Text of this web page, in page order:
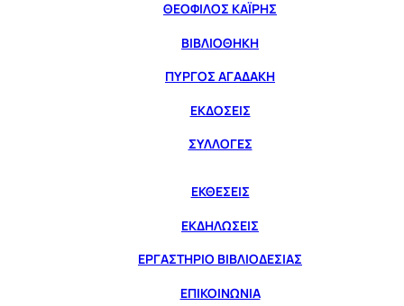
ΘΕΟΦΙΛΟΣ ΚΑΪΡΗΣ
ΒΙΒΛΙΟΘΗΚΗ
ΠΥΡΓΟΣ ΑΓΑΔΑΚΗ
ΕΚΔΟΣΕΙΣ
ΣΥΛΛΟΓΕΣ
ΕΚΘΕΣΕΙΣ
ΕΚΔΗΛΩΣΕΙΣ
ΕΡΓΑΣΤΗΡΙΟ ΒΙΒΛΙΟΔΕΣΙΑΣ
ΕΠΙΚΟΙΝΩΝΙΑ